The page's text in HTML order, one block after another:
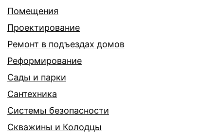
Помещения
Проектирование
Ремонт в подъездах домов
Реформирование
Сады и парки
Сантехника
Системы безопасности
Скважины и Колодцы